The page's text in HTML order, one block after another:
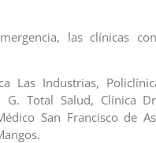
las clínicas
Las Industrias,
G. Total Salud, Clínica
San Francisco de